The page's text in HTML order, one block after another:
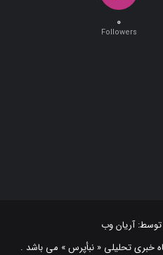
خبری تحلیلی « نبأپرس » می باشد .